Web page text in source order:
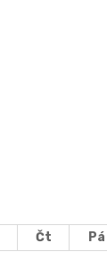
Čt Pá